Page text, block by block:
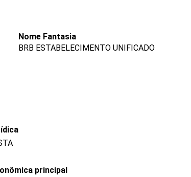
Nome Fantasia
BRB ESTABELECIMENTO UNIFICADO
principal